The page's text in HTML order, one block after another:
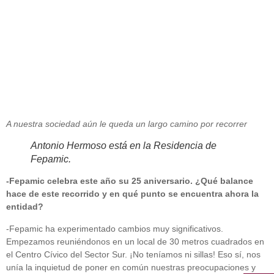
A nuestra sociedad aún le queda un largo camino por recorrer
Antonio Hermoso está en la Residencia de
Fepamic.
-Fepamic celebra este año su 25 aniversario. ¿Qué balance
hace de este recorrido y en qué punto se encuentra ahora la
entidad?
-Fepamic ha experimentado cambios muy significativos.
Empezamos reuniéndonos en un local de 30 metros cuadrados en
el Centro Cívico del Sector Sur. ¡No teníamos ni sillas! Eso sí, nos
unía la inquietud de poner en común nuestras preocupaciones y